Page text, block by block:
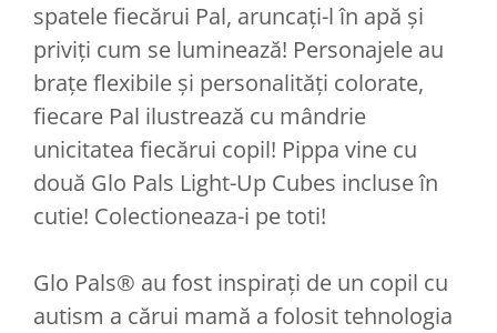
spatele fiecărui Pal, aruncați-l în apă și
priviți cum se luminează! Personajele au
brațe flexibile și personalități colorate,
fiecare Pal ilustrează cu mândrie
unicitatea fiecărui copil! Pippa vine cu
două Glo Pals Light-Up Cubes incluse în
cutie! Colectioneaza-i pe toti!
Glo Pals® au fost inspirați de un copil cu
autism a cărui mamă a folosit tehnologia